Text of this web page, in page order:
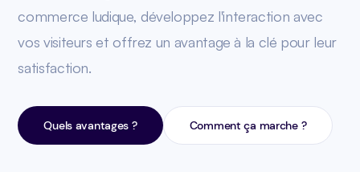
commerce ludique, développez l'interaction avec
vos visiteurs et offrez un avantage à la clé pour leur
satisfaction.
Quels avantages ? Comment ça marche ?